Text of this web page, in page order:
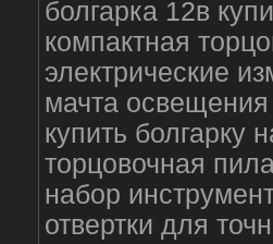
болгарка 12в
компактная
электрические
мачта
купить болгарку
торцовочная
набор
отвертки для